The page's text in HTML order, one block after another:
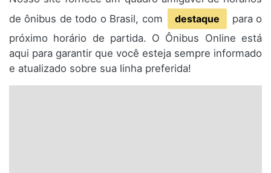
de ônibus de todo o Brasil, com
destaque
para o
próximo horário de partida. O Ônibus Online está
aqui para garantir que você esteja sempre informado
e atualizado sobre sua linha preferida!